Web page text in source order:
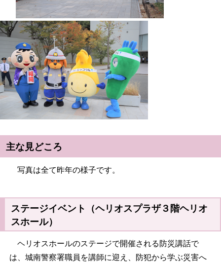
主な見どころ
写真は全て昨年の様子です。
ステージイベント（ヘリオスプラザ３階ヘリオ
スホール）
ヘリオスホールのステージで開催される防災講話で
は、城南警察署職員を講師に迎え、防犯から学ぶ災害へ